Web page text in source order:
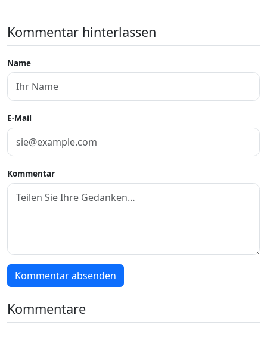
Kommentar hinterlassen
Name
E-Mail
Kommentar
Kommentar absenden
Kommentare